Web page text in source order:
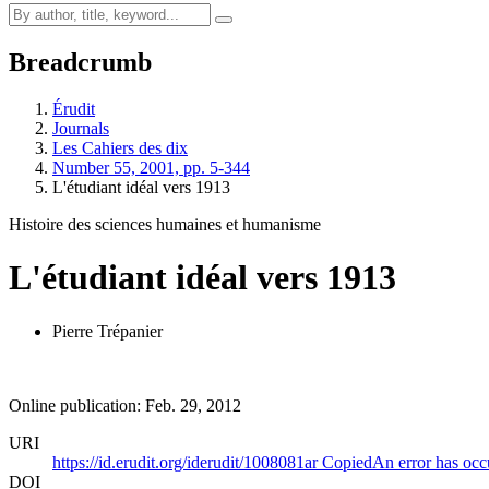
Breadcrumb
Érudit
Journals
Les Cahiers des dix
Number 55, 2001, pp. 5-344
L'étudiant idéal vers 1913
Histoire des sciences humaines et humanisme
L'étudiant idéal vers 1913
Pierre Trépanier
Online publication: Feb. 29, 2012
URI
https://id.erudit.org/iderudit/1008081arCopiedAn error has
DOI